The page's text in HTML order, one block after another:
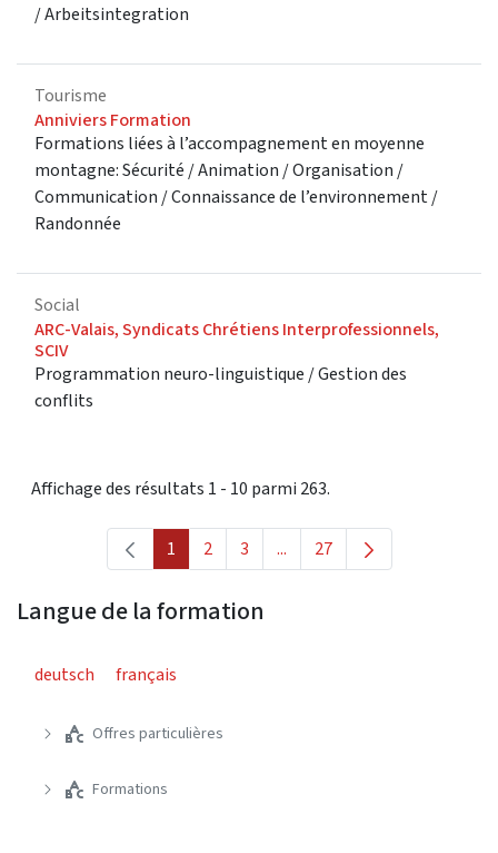
/ Arbeitsintegration
Tourisme
Anniviers Formation
Formations liées à l’accompagnement en moyenne
montagne: Sécurité / Animation / Organisation /
Communication / Connaissance de l’environnement /
Randonnée
Social
ARC-Valais, Syndicats Chrétiens Interprofessionnels,
SCIV
Programmation neuro-linguistique / Gestion des
conflits
Affichage des résultats 1 - 10 parmi 263.
Page
1 Page
2 Page
3 ...Pages intermédiaires
Page
27
Langue de la formation
deutsch français
Offres particulières
Formations